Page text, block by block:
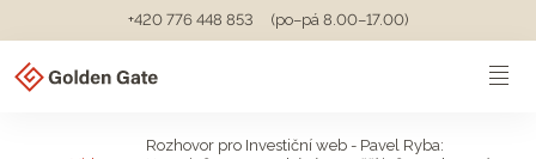
+420 776 448 853 (po–pá 8.00–17.00)
Rozhovor pro Investiční web - Pavel Ryba: